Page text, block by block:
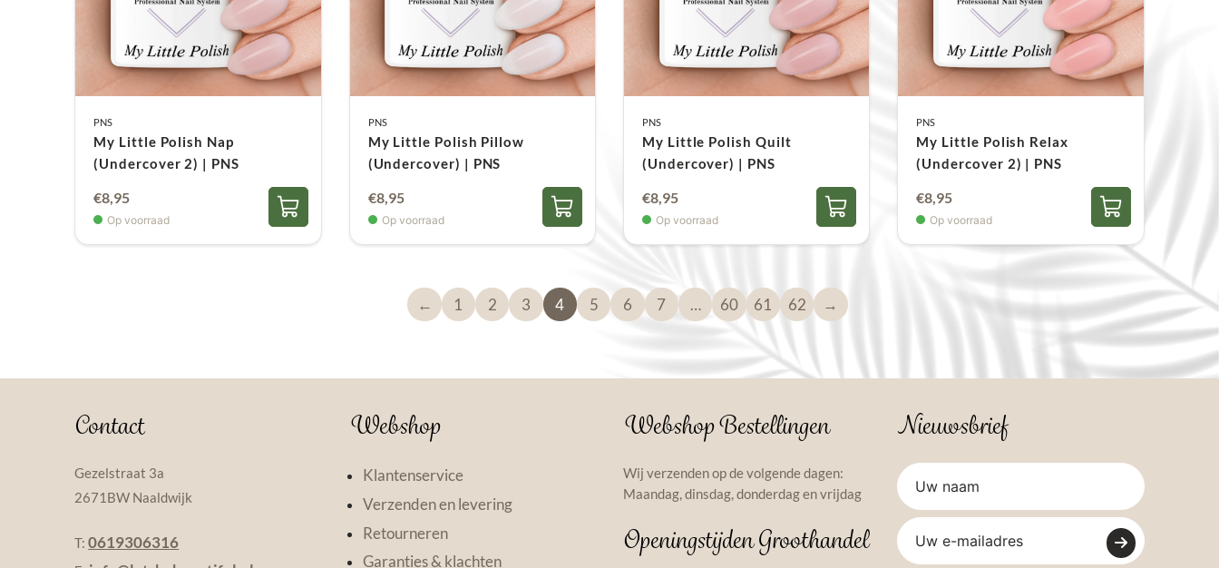
PNS
My Little Polish Nap
(Undercover 2) | PNS
€8,95
Op voorraad
PNS
My Little Polish Pillow
(Undercover) | PNS
€8,95
Op voorraad
PNS
My Little Polish Quilt
(Undercover) | PNS
€8,95
Op voorraad
PNS
My Little Polish Relax
(Undercover 2) | PNS
€8,95
Op voorraad
← 1 2 3 4 5 6 7 … 60 61 62 →
Contact
Gezelstraat 3a
2671BW Naaldwijk
T:0619306316
Webshop
Klantenservice
Verzenden en levering
Retourneren
Garanties & klachten
Webshop Bestellingen
Wij verzenden op de volgende dagen:
Maandag, dinsdag, donderdag en vrijdag
Openingstijden Groothandel
Nieuwsbrief